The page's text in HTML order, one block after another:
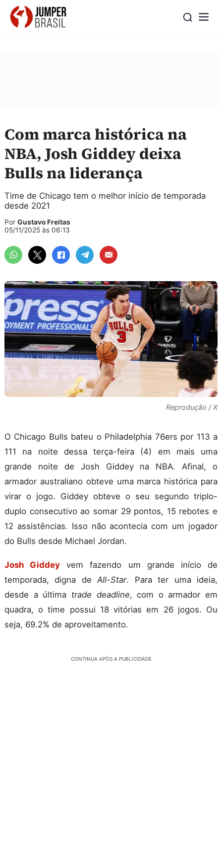
Com marca histórica na
NBA, Josh Giddey deixa
Bulls na liderança
Time de Chicago tem o melhor início de temporada
desde 2021
Por Gustavo Freitas
05/11/2025 às 06:13
Reprodução / X
O Chicago Bulls bateu o Philadelphia 76ers por 113 a
111 na noite dessa terça-feira (4) em mais uma
grande noite de Josh Giddey na NBA. Afinal, o
armador australiano obteve uma marca histórica para
virar o jogo. Giddey obteve o seu segundo triplo-
duplo consecutivo ao somar 29 pontos, 15 rebotes e
12 assistências. Isso não acontecia com um jogador
do Bulls desde Michael Jordan.
Josh Giddey vem fazendo um grande início de
temporada, digna deAll-Star. Para ter uma ideia,
desde a última trade deadline, com o armador em
quadra, o time possui 18 vitórias em 26 jogos. Ou
seja, 69.2% de aproveitamento.
CONTINUA APÓS A PUBLICIDADE